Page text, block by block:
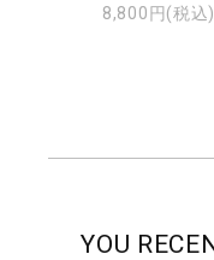
8,800円(税込)
YOU